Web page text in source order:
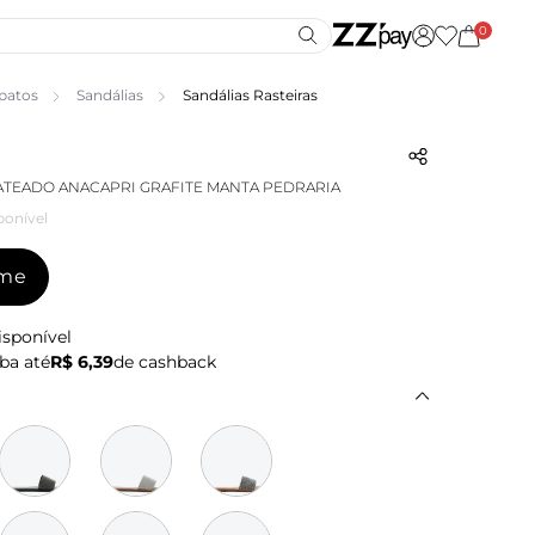
0
Sandálias Sandálias Rasteiras
ANACAPRI GRAFITE MANTA PEDRARIA
atéR$ 6,39de cashback